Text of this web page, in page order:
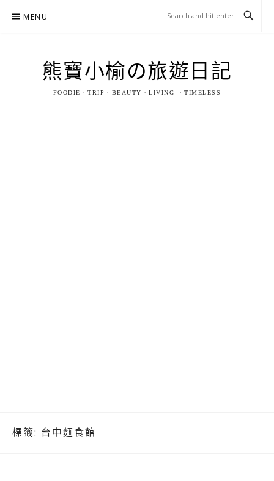
MENU
熊寶小榆の旅遊日記
FOODIE．TRIP．BEAUTY．LIVING ．TIMELESS
標籤: 台中麵食館